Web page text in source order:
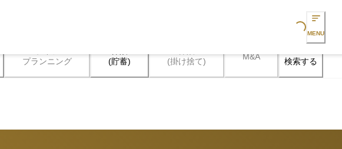
Loading...
MENU
プランニング
(貯蓄)
(掛け捨て)
M&A 検索する